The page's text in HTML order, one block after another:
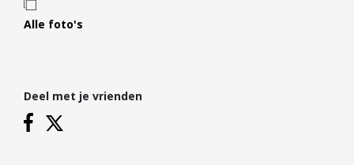
Projectontwikkelaars
Hypotheekadvies
Hypotheek oversluiten
Alle foto's
Deel met je vrienden